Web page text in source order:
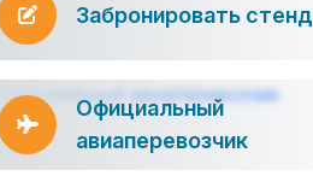
Забронировать стенд
Официальный
авиаперевозчик